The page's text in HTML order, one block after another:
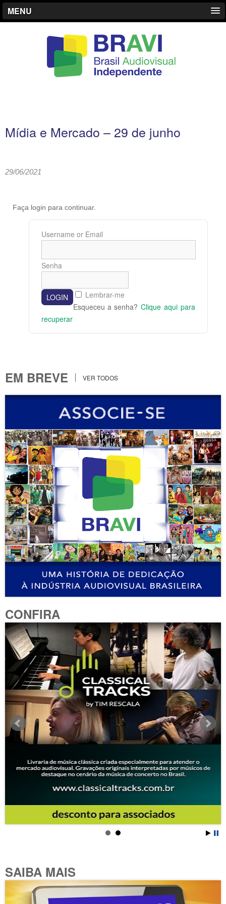
MENU
Mídia e Mercado – 29 de junho
29/06/2021
Faça login para continuar.
Username or Email
Senha
Lembrar-me
Esqueceu a senha? Clique aqui para
recuperar
EM BREVE VER TODOS
CONFIRA
SAIBA MAIS